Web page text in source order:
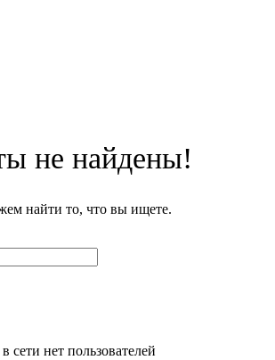
не найдены!
найти то, что вы ищете.
сети нет пользователей